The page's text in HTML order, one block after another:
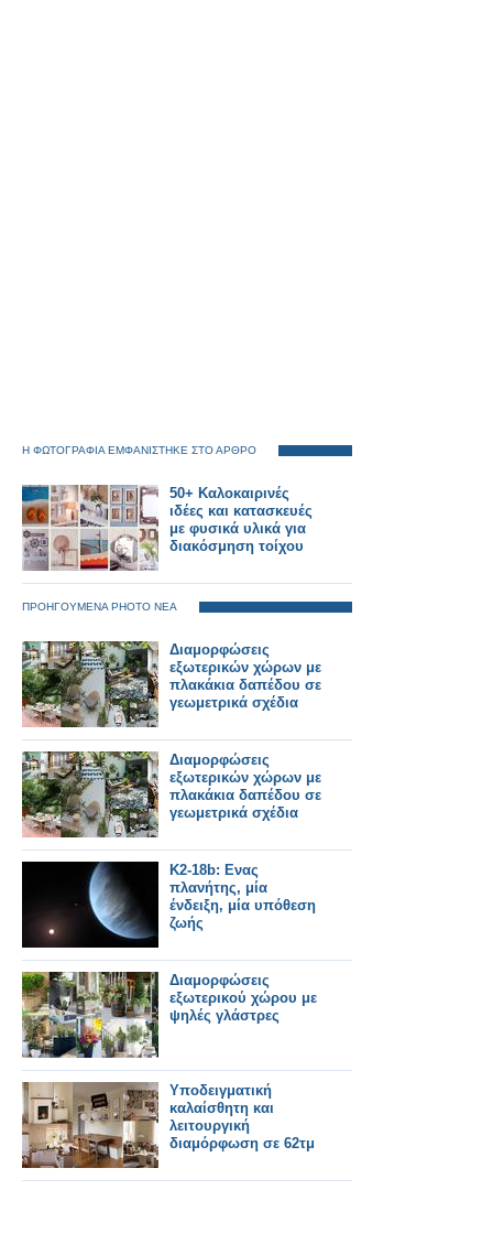
Η ΦΩΤΟΓΡΑΦΙΑ ΕΜΦΑΝΙΣΤΗΚΕ ΣΤΟ ΑΡΘΡΟ
50+ Καλοκαιρινές
ιδέες και κατασκευές
με φυσικά υλικά για
διακόσμηση τοίχου
ΠΡΟΗΓΟΥΜΕΝΑ PHOTO ΝΕΑ
Διαμορφώσεις
εξωτερικών χώρων με
πλακάκια δαπέδου σε
γεωμετρικά σχέδια
Διαμορφώσεις
εξωτερικών χώρων με
πλακάκια δαπέδου σε
γεωμετρικά σχέδια
K2-18b: Ενας
πλανήτης, μία
ένδειξη, μία υπόθεση
ζωής
Διαμορφώσεις
εξωτερικού χώρου με
ψηλές γλάστρες
Υποδειγματική
καλαίσθητη και
λειτουργική
διαμόρφωση σε 62τμ